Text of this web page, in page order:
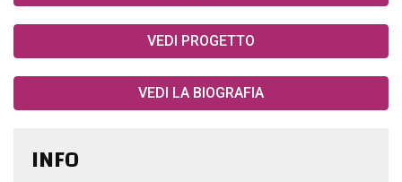
VEDI PROGETTO
VEDI LA BIOGRAFIA
INFO